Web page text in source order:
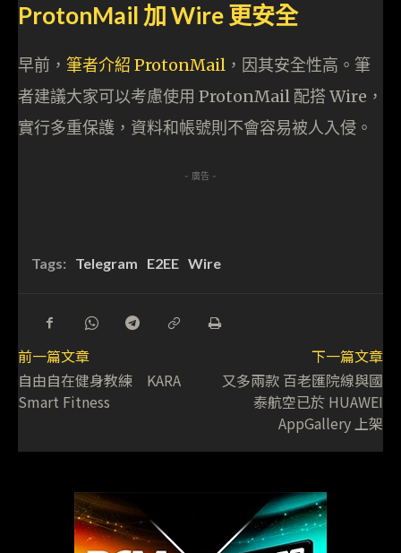
ProtonMail 加 Wire 更安全
早前， 筆者介紹 ProtonMail ，因其安全性高。筆
者建議大家可以考慮使用 ProtonMail 配搭 Wire，
實行多重保護，資料和帳號則不會容易被人入侵。
- 廣告 -
Tags: Telegram E2EE Wire
前一篇文章
自由自在健身教練 KARA
Smart Fitness
下一篇文章
又多兩款 百老匯院線與國
泰航空已於 HUAWEI
AppGallery 上架